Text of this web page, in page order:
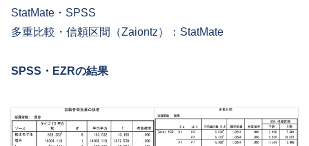
StatMate・SPSS
多重比較・信頼区間（Zaiontz）：StatMate
SPSS ・ EZRの結果